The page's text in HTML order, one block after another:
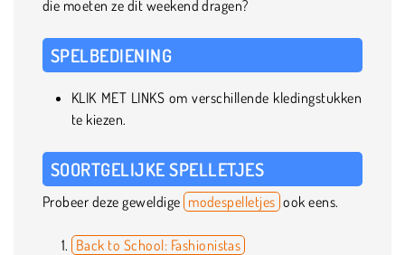
die moeten ze dit weekend dragen?
SPELBEDIENING
KLIK MET LINKS om verschillende kledingstukken
te kiezen.
SOORTGELIJKE SPELLETJES
Probeer deze geweldige modespelletjes ook eens.
Back to School: Fashionistas